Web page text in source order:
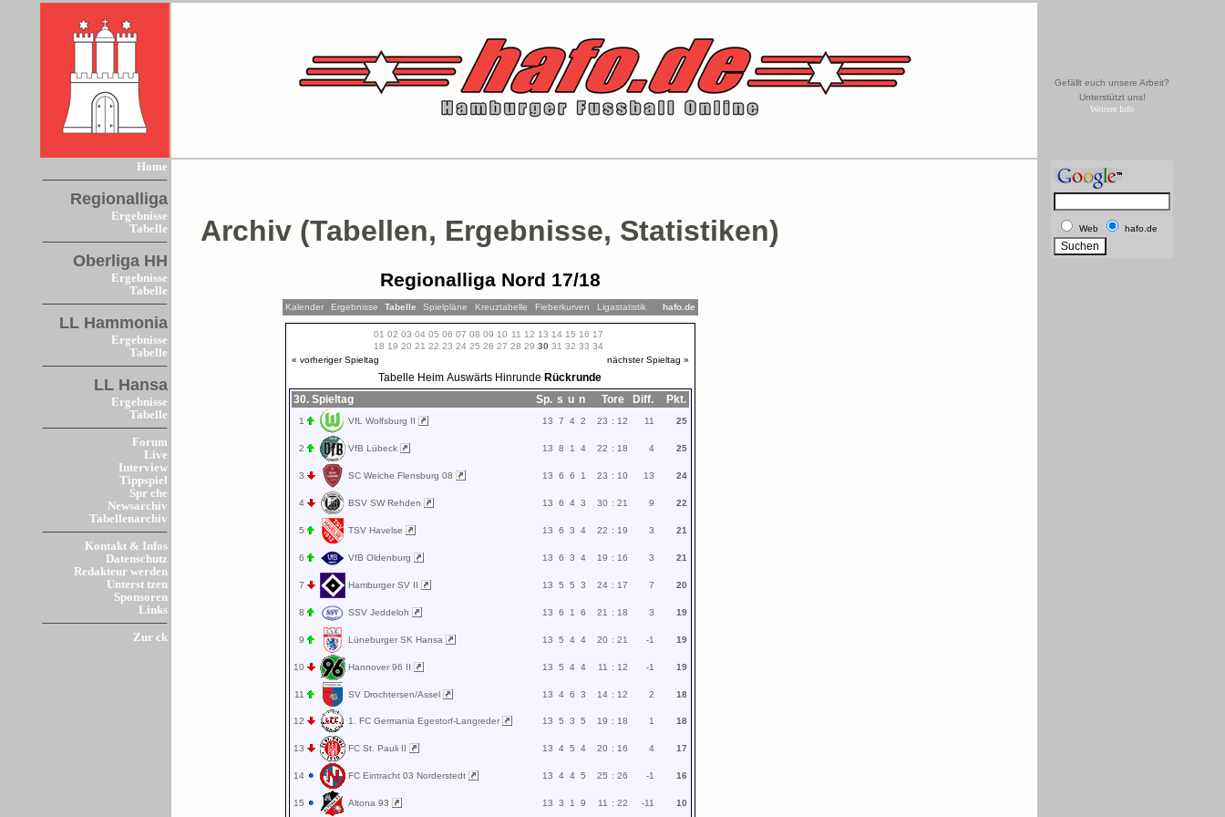
Gefällt euch unsere Arbeit?
Unterstützt uns!
Weitere Info
Home
Regionalliga
Ergebnisse
Tabelle
Oberliga HH
Ergebnisse
Tabelle
LL Hammonia
Ergebnisse
Tabelle
LL Hansa
Ergebnisse
Tabelle
Forum
Live
Interview
Tippspiel
Spr che
Newsarchiv
Tabellenarchiv
Kontakt & Infos
Datenschutz
Redakteur werden
Unterst tzen
Sponsoren
Links
Zur ck
Archiv (Tabellen, Ergebnisse, Statistiken)
Regionalliga Nord 17/18
Kalender Ergebnisse Tabelle Spielpläne Kreuztabelle Fieberkurven Ligastatistik hafo.de
01 02 03 04 05 06 07 08 09 10 11 12 13 14 15 16 17
18 19 20 21 22 23 24 25 26 27 28 29 30 31 32 33 34
« vorheriger Spieltag
nächster Spieltag »
Tabelle Heim Auswärts Hinrunde Rückrunde
30. Spieltag
Sp. s u n Tore Diff. Pkt.
1 VfL Wolfsburg II 13 7 4 2 23 : 12 11 25
2 VfB Lübeck 13 8 1 4 22 : 18 4 25
3 SC Weiche Flensburg 08 13 6 6 1 23 : 10 13 24
4 BSV SW Rehden 13 6 4 3 30 : 21 9 22
5 TSV Havelse 13 6 3 4 22 : 19 3 21
6 VfB Oldenburg 13 6 3 4 19 : 16 3 21
7 Hamburger SV II 13 5 5 3 24 : 17 7 20
8 SSV Jeddeloh 13 6 1 6 21 : 18 3 19
9 Lüneburger SK Hansa 13 5 4 4 20 : 21 -1 19
10 Hannover 96 II 13 5 4 4 11 : 12 -1 19
11 SV Drochtersen/Assel 13 4 6 3 14 : 12 2 18
12 1. FC Germania Egestorf-Langreder 13 5 3 5 19 : 18 1 18
13 FC St. Pauli II 13 4 5 4 20 : 16 4 17
14 FC Eintracht 03 Norderstedt 13 4 4 5 25 : 26 -1 16
15 Altona 93 13 3 1 9 11 : 22 -11 10
Web hafo.de